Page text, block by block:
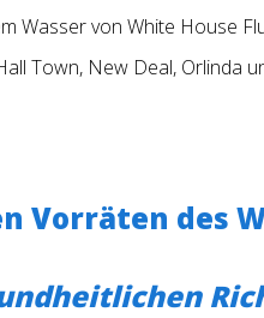
Wasser von White House
Town, New Deal, Orlinda
Vorräten des